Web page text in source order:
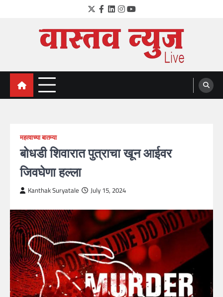
Twitter
Facebook
LinkedIn
Instagram
YouTube
VastavNEWSLive.com
a leading NEWS portal of Maharahstra
महत्वाच्या बातम्या
बोधडी शिवारात पुत्राचा खून आईवर
जिवघेणा हल्ला
Kanthak Suryatale July 15, 2024